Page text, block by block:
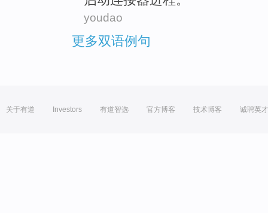
youdao
更多双语例句
关于有道 Investors 有道智选 官方博客 技术博客 诚聘英才